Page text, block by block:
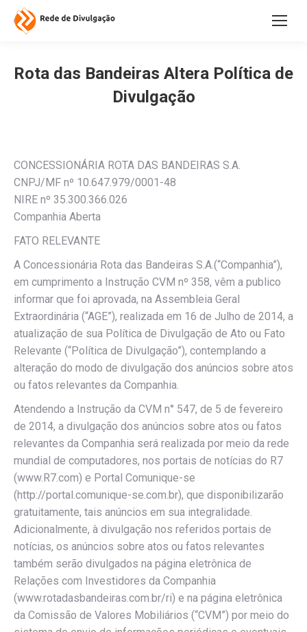
Rota das Bandeiras Altera Política de
Divulgação
CONCESSIONÁRIA ROTA DAS BANDEIRAS S.A.
CNPJ/MF nº 10.647.979/0001-48
NIRE nº 35.300.366.026
Companhia Aberta
FATO RELEVANTE
A Concessionária Rota das Bandeiras S.A.(“Companhia”),
em cumprimento a Instrução CVM nº 358, vêm a publico
informar que foi aprovada, na Assembleia Geral
Extraordinária (“AGE”), realizada em 16 de Julho de 2014, a
atualização de sua Política de Divulgação de Ato ou Fato
Relevante (“Política de Divulgação”), contemplando a
alteração do modo de divulgação dos anúncios sobre atos
ou fatos relevantes da Companhia.
Atendendo a Instrução da CVM n° 547, de 5 de fevereiro
de 2014, a divulgação dos anúncios sobre atos ou fatos
relevantes da Companhia será realizada por meio da rede
mundial de computadores, nos portais de notícias do R7
(www.R7.com) e Portal Comunique-se
(http://portal.comunique-se.com.br), que disponibilizarão
gratuitamente, tais anúncios em sua integralidade.
Adicionalmente, à divulgação nos referidos portais de
notícias, os anúncios sobre atos ou fatos relevantes
também serão divulgados na página eletrônica de
Relações com Investidores da Companhia
(www.rotadasbandeiras.com.br/ri) e na página eletrônica
da Comissão de Valores Mobiliários (“CVM”) por meio do